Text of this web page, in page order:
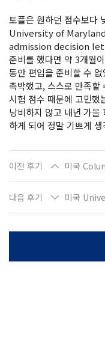
토플은 원하던 점수보다
University of
admission decision
준비를 했다면 약 3개월
동안 편입을 준비할 수
촉박했고, 스스로 만족할
시험 점수 때문에 고민했
낭비하지 않고 내년 가을
하게 되어 정말 기쁘게
이전 후기
다음 후기